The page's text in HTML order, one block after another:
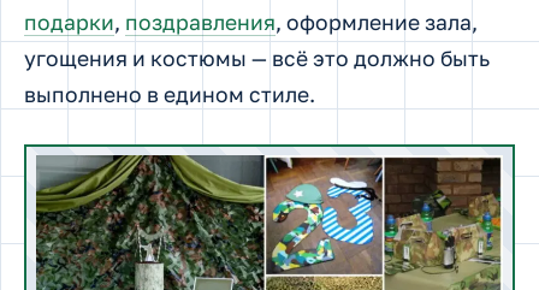
подарки, поздравления, оформление зала,
угощения и костюмы — всё это должно быть
выполнено в едином стиле.